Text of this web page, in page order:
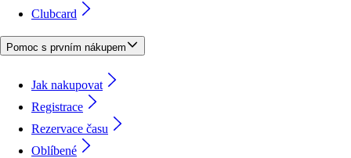
Clubcard
Pomoc s prvním nákupem
Jak nakupovat
Registrace
Rezervace času
Oblíbené